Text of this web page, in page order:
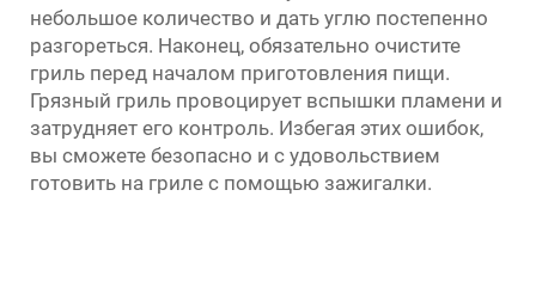
небольшое количество и дать углю постепенно
разгореться. Наконец, обязательно очистите
гриль перед началом приготовления пищи.
Грязный гриль провоцирует вспышки пламени и
затрудняет его контроль. Избегая этих ошибок,
вы сможете безопасно и с удовольствием
готовить на гриле с помощью зажигалки.